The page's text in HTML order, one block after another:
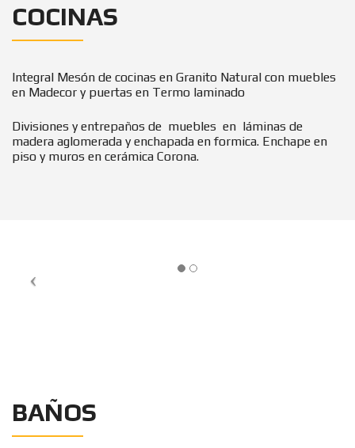
COCINAS
Integral Mesón de cocinas en Granito Natural con muebles
en Madecor y puertas en Termo laminado
Divisiones y entrepaños de muebles en láminas de
madera aglomerada y enchapada en formica. Enchape en
piso y muros en cerámica Corona.
BAÑOS